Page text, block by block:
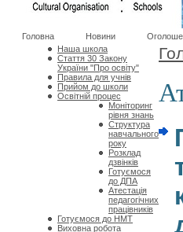
Головна Новини
Наша школа
Стаття 30 Закону
України "Про освіту"
Правила для учнів
Прийом до школи
Освітній процес
Моніторинг
рівня знань
Структура
навчального
року
Розклад
дзвінків
Готуємося
до ДПА
Атестація
педагогічних
працівників
Готуємося до НМТ
Виховна робота